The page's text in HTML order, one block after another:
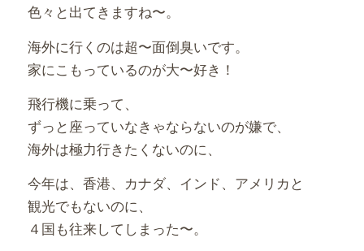
色々と出てきますね〜。
海外に行くのは超〜面倒臭いです。
家にこもっているのが大〜好き！
飛行機に乗って、
ずっと座っていなきゃならないのが嫌で、
海外は極力行きたくないのに、
今年は、香港、カナダ、インド、アメリカと
観光でもないのに、
４国も往来してしまった〜。